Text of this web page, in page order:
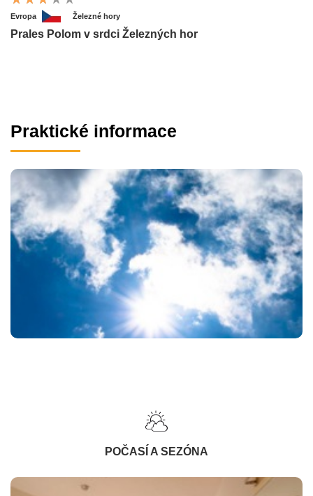
Evropa Železné hory
Prales Polom v srdci Železných hor
Praktické informace
POČASÍ A SEZÓNA